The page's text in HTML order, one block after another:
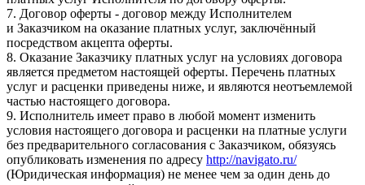
7. Договор оферты - договор между Исполнителем
и Заказчиком на оказание платных услуг, заключённый
посредством акцепта оферты.
8. Оказание Заказчику платных услуг на условиях договора
является предметом настоящей оферты. Перечень платных
услуг и расценки приведены ниже, и являются неотъемлемой
частью настоящего договора.
9. Исполнитель имеет право в любой момент изменить
условия настоящего договора и расценки на платные услуги
без предварительного согласования с Заказчиком, обязуясь
опубликовать изменения по адресу http://navigato.ru/
(Юридическая информация) не менее чем за один день до